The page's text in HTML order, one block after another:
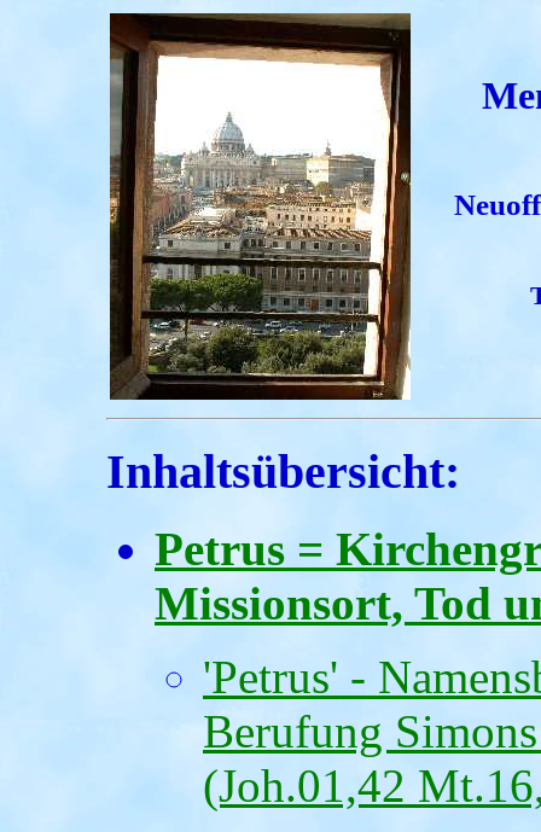
Inhaltsübersicht:
Petrus =
Missionsort, Tod
'Petrus' -
Berufung
(Joh.01,42